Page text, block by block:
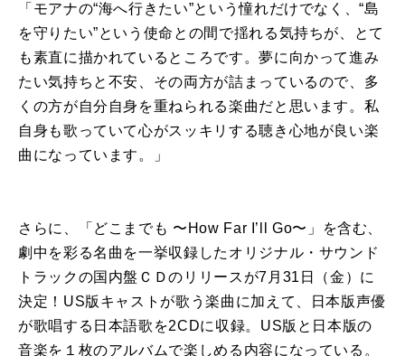
「モアナの“海へ行きたい”という憧れだけでなく、“島
を守りたい”という使命との間で揺れる気持ちが、とて
も素直に描かれているところです。夢に向かって進み
たい気持ちと不安、その両方が詰まっているので、多
くの方が自分自身を重ねられる楽曲だと思います。私
自身も歌っていて心がスッキリする聴き心地が良い楽
曲になっています。」
さらに、「どこまでも 〜How Far I’ll Go〜」を含む、
劇中を彩る名曲を一挙収録したオリジナル・サウンド
トラックの国内盤ＣＤのリリースが7月31日（金）に
決定！US版キャストが歌う楽曲に加えて、日本版声優
が歌唱する日本語歌を2CDに収録。US版と日本版の
音楽を１枚のアルバムで楽しめる内容になっている。